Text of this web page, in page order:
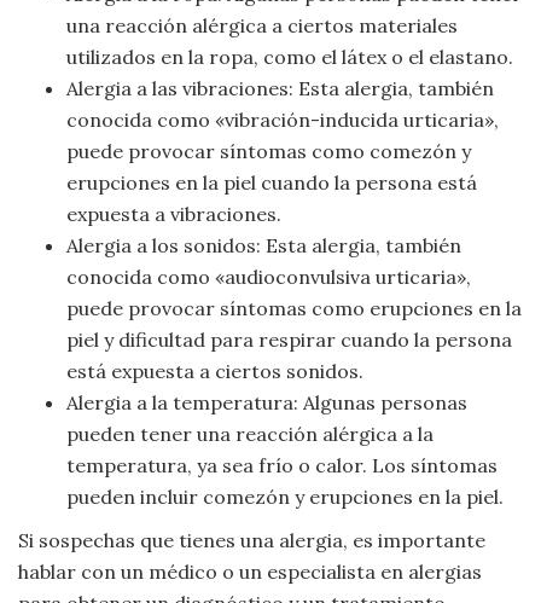
una reacción alérgica a ciertos materiales
utilizados en la ropa, como el látex o el elastano.
Alergia a las vibraciones: Esta alergia, también
conocida como «vibración-inducida urticaria»,
puede provocar síntomas como comezón y
erupciones en la piel cuando la persona está
expuesta a vibraciones.
Alergia a los sonidos: Esta alergia, también
conocida como «audioconvulsiva urticaria»,
puede provocar síntomas como erupciones en la
piel y dificultad para respirar cuando la persona
está expuesta a ciertos sonidos.
Alergia a la temperatura: Algunas personas
pueden tener una reacción alérgica a la
temperatura, ya sea frío o calor. Los síntomas
pueden incluir comezón y erupciones en la piel.
Si sospechas que tienes una alergia, es importante
hablar con un médico o un especialista en alergias